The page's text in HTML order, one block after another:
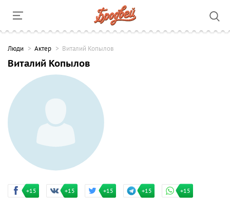
Люди Актер Виталий Копылов
Виталий Копылов
+15 +15 +15 +15 +15